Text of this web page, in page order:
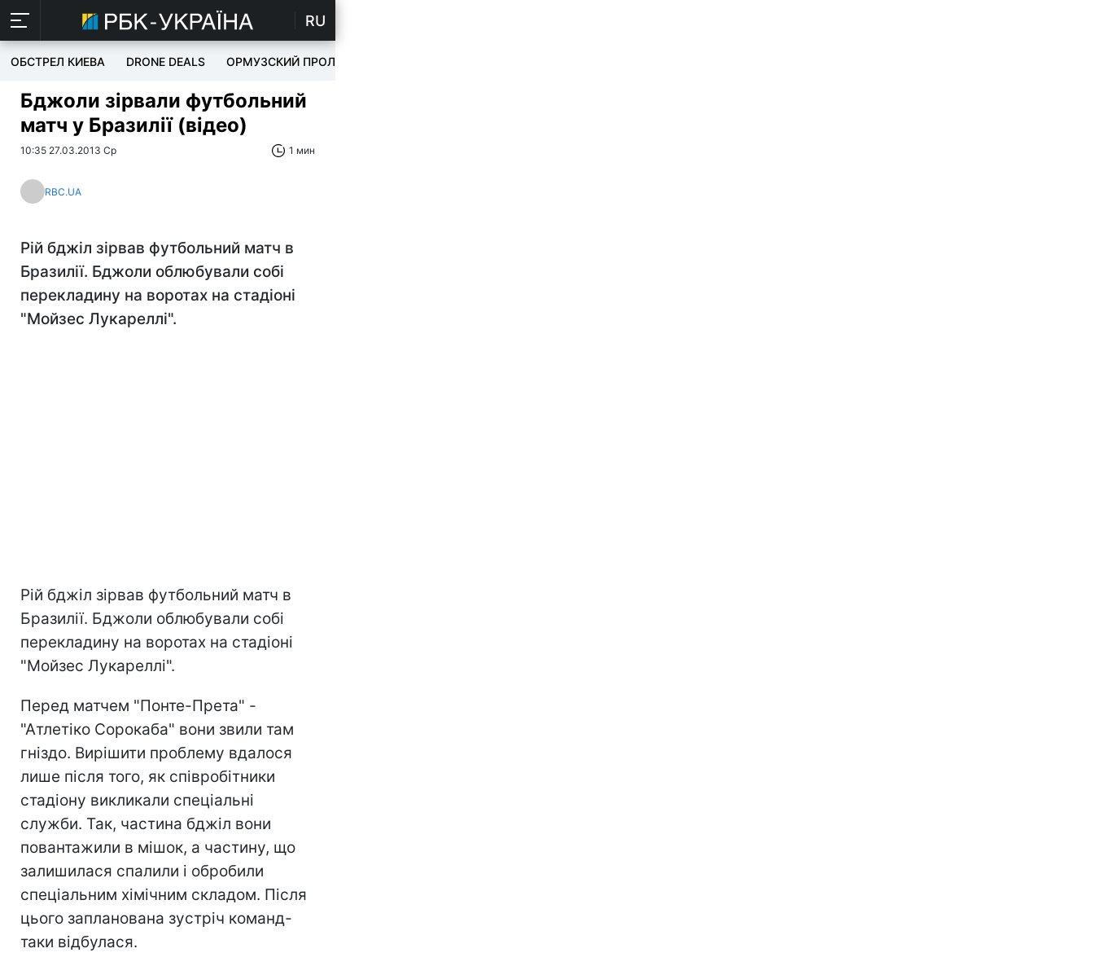
RU
ОБСТРЕЛ КИЕВА DRONE DEALS ОРМУЗСКИЙ ПРОЛИВ
Бджоли зірвали футбольний
матч у Бразилії (відео)
10:35 27.03.2013 Ср 1 мин
RBC.UA
Рій бджіл зірвав футбольний матч в
Бразилії. Бджоли облюбували собі
перекладину на воротах на стадіоні
"Мойзес Лукареллі".
Рій бджіл зірвав футбольний матч в
Бразилії. Бджоли облюбували собі
перекладину на воротах на стадіоні
"Мойзес Лукареллі".
Перед матчем "Понте-Прета" -
"Атлетіко Сорокаба" вони звили там
гніздо. Вирішити проблему вдалося
лише після того, як співробітники
стадіону викликали спеціальні
служби. Так, частина бджіл вони
повантажили в мішок, а частину, що
залишилася спалили і обробили
спеціальним хімічним складом. Після
цього запланована зустріч команд-
таки відбулася.